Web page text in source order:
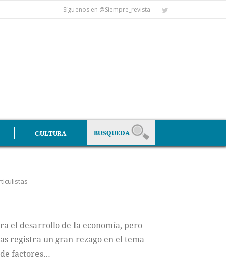
Síguenos en @Siempre_revista
CULTURA
el desarrollo de la economía, pero
registra un gran rezago en el tema
factores…